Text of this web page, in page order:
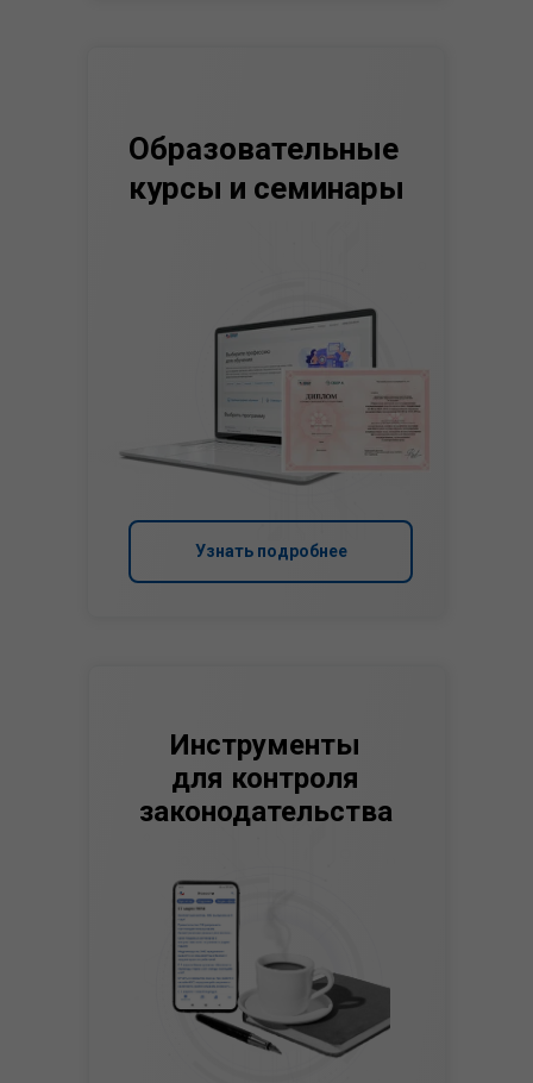
Инструменты
для контроля
законодательства
Узнать подробнее
Образовательные
курсы и семинары